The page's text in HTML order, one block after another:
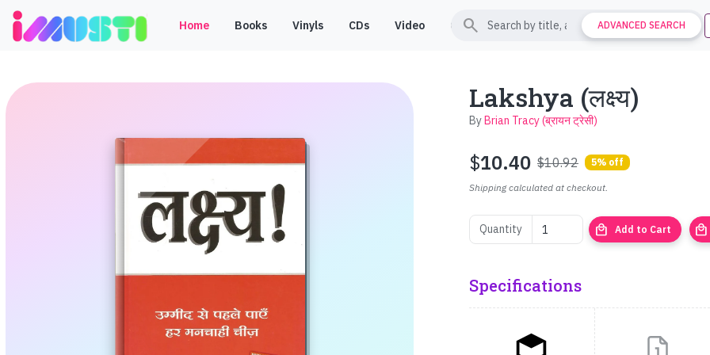
Home Books Vinyls CDs Video Contact Support
search ADVANCED SEARCH
Lakshya (लक्ष्य)
ByBrian Tracy (ब्रायन ट्रेसी)
$10.40 $10.92 5% off
Shipping calculated at checkout.
Quantity local_mall Add to Cart local_mall
Specifications